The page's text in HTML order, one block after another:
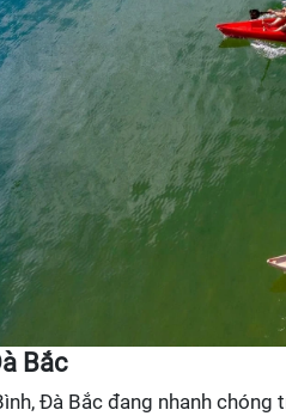
Bắc
Đà Bắc đang nhanh